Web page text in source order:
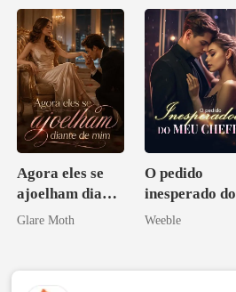
Agora eles se
ajoelham diante
de mim
Glare Moth
O pedido
inesperado do
meu chefe
Weeble